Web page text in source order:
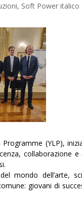
, Soft Power italico
(YLP),
collaborazione
mondo dell’arte,
giovani di